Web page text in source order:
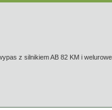
z silnikiem AB 82 KM i welurowe